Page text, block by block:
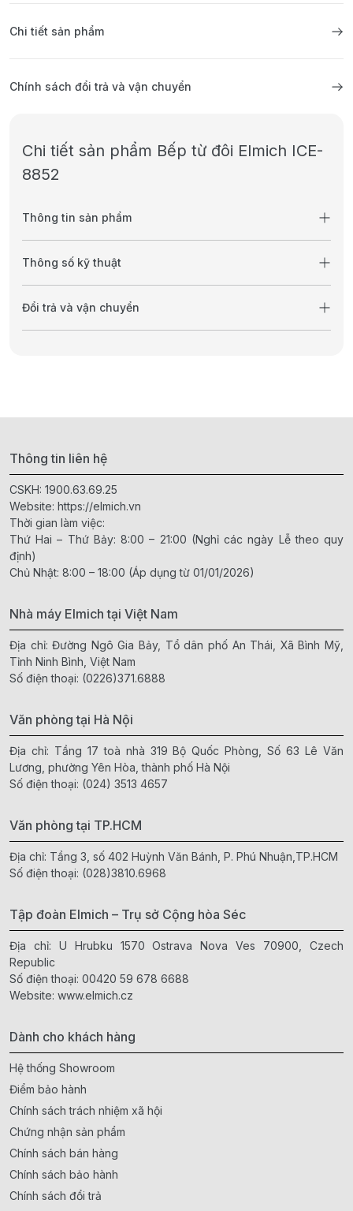
Chi tiết sản phẩm
Chính sách đổi trả và vận chuyển
Chi tiết sản phẩm Bếp từ đôi Elmich ICE-
8852
Thông tin sản phẩm
Thông số kỹ thuật
Đổi trả và vận chuyển
Thông tin liên hệ
CSKH: 1900.63.69.25
Website: https://elmich.vn
Thời gian làm việc:
Thứ Hai – Thứ Bảy: 8:00 – 21:00 (Nghỉ các ngày Lễ theo quy
định)
Chủ Nhật: 8:00 – 18:00 (Áp dụng từ 01/01/2026)
Nhà máy Elmich tại Việt Nam
Địa chỉ: Đường Ngô Gia Bảy, Tổ dân phố An Thái, Xã Bình Mỹ,
Tỉnh Ninh Bình, Việt Nam
Số điện thoại: (0226)371.6888
Văn phòng tại Hà Nội
Địa chỉ: Tầng 17 toà nhà 319 Bộ Quốc Phòng, Số 63 Lê Văn
Lương, phường Yên Hòa, thành phố Hà Nội
Số điện thoại: (024) 3513 4657
Văn phòng tại TP.HCM
Địa chỉ: Tầng 3, số 402 Huỳnh Văn Bánh, P. Phú Nhuận,TP.HCM
Số điện thoại: (028)3810.6968
Tập đoàn Elmich – Trụ sở Cộng hòa Séc
Địa chỉ: U Hrubku 1570 Ostrava Nova Ves 70900, Czech
Republic
Số điện thoại: 00420 59 678 6688
Website: www.elmich.cz
Dành cho khách hàng
Hệ thống Showroom
Điểm bảo hành
Chính sách trách nhiệm xã hội
Chứng nhận sản phẩm
Chính sách bán hàng
Chính sách bảo hành
Chính sách đổi trả